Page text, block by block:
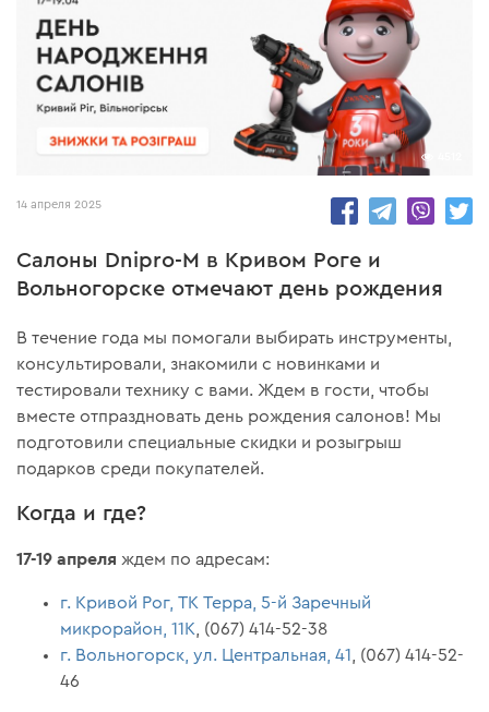
14 апреля 2025
Салоны Dnipro-M в Кривом Роге и
Вольногорске отмечают день рождения
В течение года мы помогали выбирать инструменты,
консультировали, знакомили с новинками и
тестировали технику с вами. Ждем в гости, чтобы
вместе отпраздновать день рождения салонов! Мы
подготовили специальные скидки и розыгрыш
подарков среди покупателей.
Когда и где?
17-19 апреляждем по адресам:
г. Кривой Рог, ТК Терра, 5-й Заречный
микрорайон, 11К , (067) 414-52-38
г. Вольногорск, ул. Центральная, 41
, (067) 414-52-
46